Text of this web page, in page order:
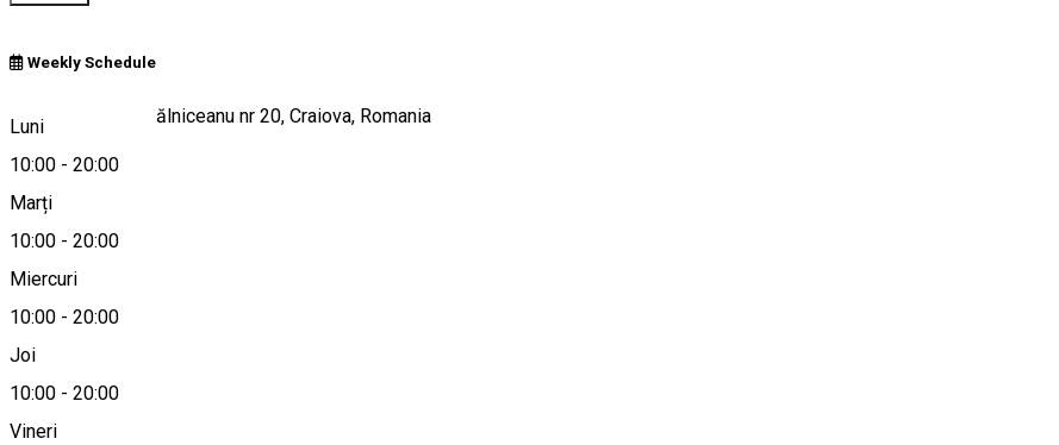
Weekly Schedule
Luni
10:00 - 20:00
Marți
10:00 - 20:00
Miercuri
10:00 - 20:00
Joi
10:00 - 20:00
Vineri
Strada Mihail Kogălniceanu nr 20, Craiova, Romania
Hartă